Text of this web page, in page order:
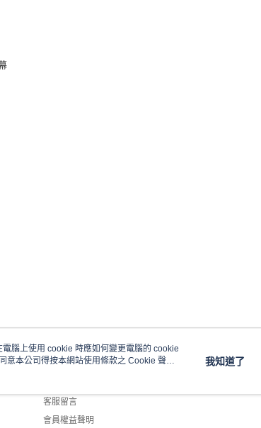
客服資訊
客服留言
會員權益聲明
腦上使用 cookie 時應如何變更電腦的 cookie
意本公司得按本網站使用條款之 Cookie 聲明
我知道了